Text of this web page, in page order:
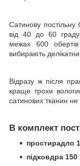
Сатинову постільну
від 40 до 60
межах 600
вибирають
Відразу ж після
краще трохи
сатинових тканин
В комплект
простирадло
підковдра